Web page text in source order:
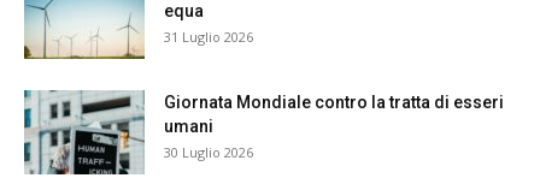
equa
31 Luglio 2026
Giornata Mondiale contro la tratta di esseri
umani
30 Luglio 2026